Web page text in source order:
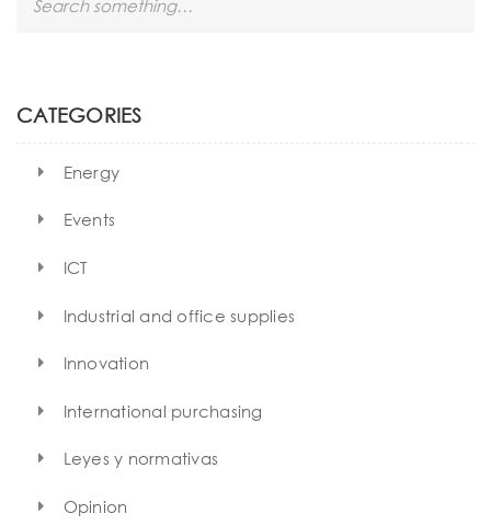
h
CATEGORIES
Energy
Events
ICT
Industrial and office supplies
Innovation
International purchasing
Leyes y normativas
Opinion